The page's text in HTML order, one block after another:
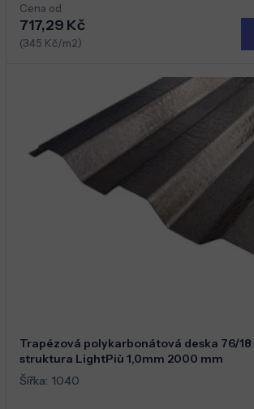
Cena od
717,29 Kč
(345 Kč/m2)
Trapézová polykarbonátová deska 76/18
struktura LightPiù 1,0mm 2000 mm
Šířka: 1040